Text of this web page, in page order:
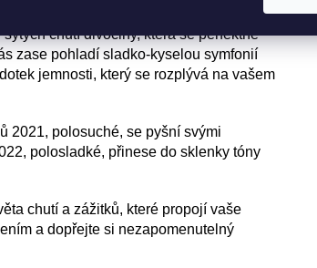
chutí divočiny, která se perfektně
zase pohladí sladko-kyselou symfonií
jemnosti, který se rozplývá na vašem
2021, polosuché, se pyšní svými
polosladké, přinese do sklenky tóny
chutí a zážitků, které propojí vaše
a dopřejte si nezapomenutelný